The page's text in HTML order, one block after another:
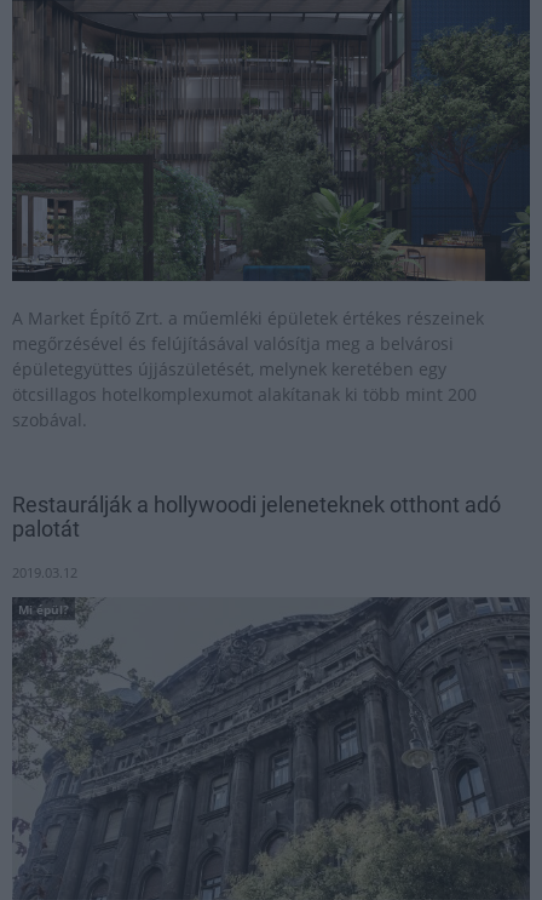
A Market Építő Zrt. a műemléki épületek értékes részeinek
megőrzésével és felújításával valósítja meg a belvárosi
épületegyüttes újjászületését, melynek keretében egy
ötcsillagos hotelkomplexumot alakítanak ki több mint 200
szobával.
Restaurálják a hollywoodi jeleneteknek otthont adó
palotát
2019.03.12
Mi épül?